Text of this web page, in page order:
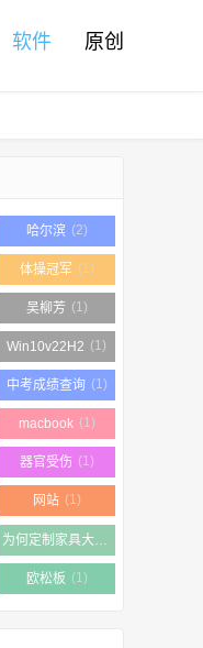
软件 原创
哈尔滨 (2)
体操冠军 (1)
吴柳芳 (1)
Win10v22H2 (1)
中考成绩查询 (1)
macbook (1)
器官受伤 (1)
网站 (1)
(1) 为何定制家具大多数都是使用颗粒板
欧松板 (1)